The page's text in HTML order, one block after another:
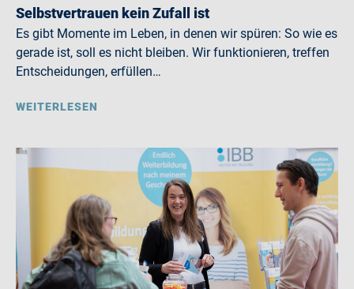
Selbstvertrauen kein Zufall ist
Es gibt Momente im Leben, in denen wir spüren: So wie es
gerade ist, soll es nicht bleiben. Wir funktionieren, treffen
Entscheidungen, erfüllen…
WEITERLESEN